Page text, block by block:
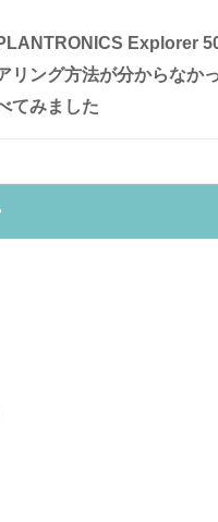
PLANTRONICS Explorer
リング方法が分からなか
てみました